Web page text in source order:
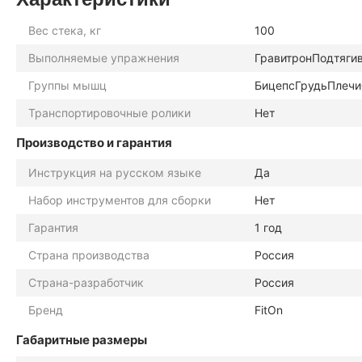
Вес стека, кг
100
Выполняемые упражнения
Гравитрон
Группы мышц
БицепсГрудьПлечи
Транспортировочные ролики
Нет
Производство и гарантия
Инструкция на русском языке
Да
Набор инструментов для сборки
Нет
Гарантия
1 год
Страна производства
Россия
Страна-разработчик
Россия
Бренд
FitOn
Габаритные размеры